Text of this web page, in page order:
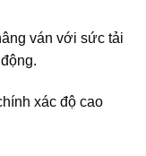
ván với sức tải
xác độ cao